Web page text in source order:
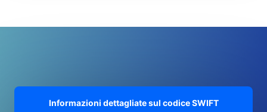
Informazioni dettagliate sul codice SWIFT